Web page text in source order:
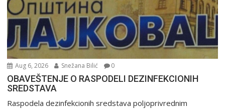
Aug 6, 2026 Snežana Bilić 0
OBAVEŠTENJE O RASPODELI DEZINFEKCIONIH
SREDSTAVA
Raspodela dezinfekcionih sredstava poljoprivrednim